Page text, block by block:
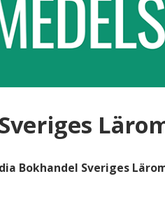
Bokhandel Sveriges